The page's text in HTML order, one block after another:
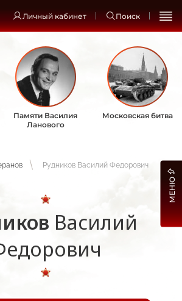
Личный кабинет Поиск
Памяти Василия
Ланового
Московская битва
Рудников Василий Федорович
Василий
МЕНЮ